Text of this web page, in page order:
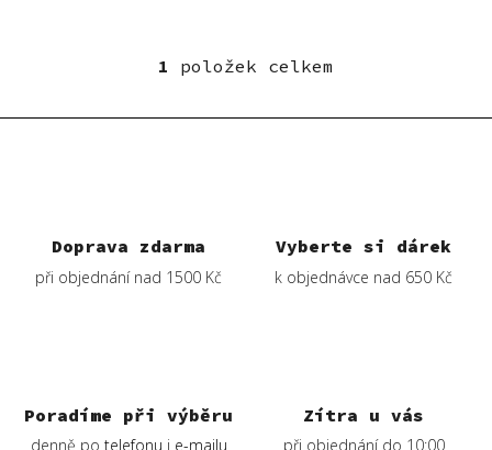
O
l
1 položek celkem
Doprava zdarma
při objednání nad 1500 Kč
Vyberte si dárek
k objednávce nad 650 Kč
Poradíme při výběru
denně po telefonu i e-mailu
Zítra u vás
při objednání do 10:00